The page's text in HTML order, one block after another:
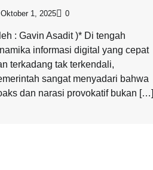
Oktober 1, 2025 0
: Gavin Asadit )* Di tengah
informasi digital yang cepat
terkadang tak terkendali,
sangat menyadari bahwa
dan narasi provokatif bukan […]